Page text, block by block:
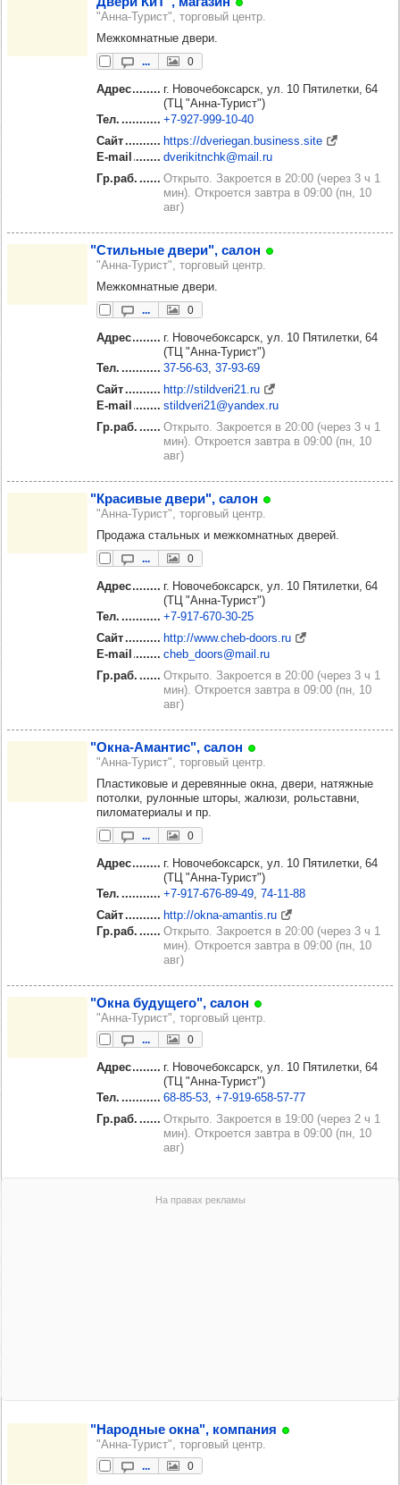
"Анна-Турист", торговый центр.
Межкомнатные двери.
... 0
Адрес
г. Новочебоксарск, ул. 10 Пятилетки, 64
(ТЦ "Анна-Турист")
Тел.
+7‑927‑999‑10‑40
Сайт
https://dveriegan.business.site
E-mail
dverikitnchk@mail.ru
Гр.раб.
Открыто. Закроется в 20:00 (через 3 ч 1
мин). Откроется завтра в 09:00 (пн, 10
авг)
"Стиль­ные двери", салон
"Анна-Турист", торговый центр.
Межкомнатные двери.
... 0
Адрес
г. Новочебоксарск, ул. 10 Пятилетки, 64
(ТЦ "Анна-Турист")
Тел.
37‑56‑63 37‑93‑69
Сайт
http://stildveri21.ru
E-mail
stildveri21@yandex.ru
Гр.раб.
Открыто. Закроется в 20:00 (через 3 ч 1
мин). Откроется завтра в 09:00 (пн, 10
авг)
"Кра­си­вые двери", салон
"Анна-Турист", торговый центр.
Продажа стальных и межкомнатных дверей.
... 0
Адрес
г. Новочебоксарск, ул. 10 Пятилетки, 64
(ТЦ "Анна-Турист")
Тел.
+7‑917‑670‑30‑25
Сайт
http://www.cheb-doors.ru
E-mail
cheb_doors@mail.ru
Гр.раб.
Открыто. Закроется в 20:00 (через 3 ч 1
мин). Откроется завтра в 09:00 (пн, 10
авг)
"Окна-Аман­тис", салон
"Анна-Турист", торговый центр.
Пластиковые и деревянные окна, двери, натяжные
потолки, рулонные шторы, жалюзи, рольставни,
пиломатериалы и пр.
... 0
Адрес
г. Новочебоксарск, ул. 10 Пятилетки, 64
(ТЦ "Анна-Турист")
Тел.
+7‑917‑676‑89‑49 74‑11‑88
Сайт
http://okna-amantis.ru
Гр.раб.
Открыто. Закроется в 20:00 (через 3 ч 1
мин). Откроется завтра в 09:00 (пн, 10
авг)
"Окна буду­щего", салон
"Анна-Турист", торговый центр.
... 0
Адрес
г. Новочебоксарск, ул. 10 Пятилетки, 64
(ТЦ "Анна-Турист")
Тел.
68‑85‑53 +7‑919‑658‑57‑77
Гр.раб.
Открыто. Закроется в 19:00 (через 2 ч 1
мин). Откроется завтра в 09:00 (пн, 10
авг)
"Народ­ные окна", ком­па­ния
"Анна-Турист", торговый центр.
... 0